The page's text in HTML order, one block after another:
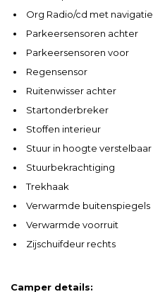
Org Radio/cd met navigatie
Parkeersensoren achter
Parkeersensoren voor
Regensensor
Ruitenwisser achter
Startonderbreker
Stoffen interieur
Stuur in hoogte verstelbaar
Stuurbekrachtiging
Trekhaak
Verwarmde buitenspiegels
Verwarmde voorruit
Zijschuifdeur rechts
Camper details: